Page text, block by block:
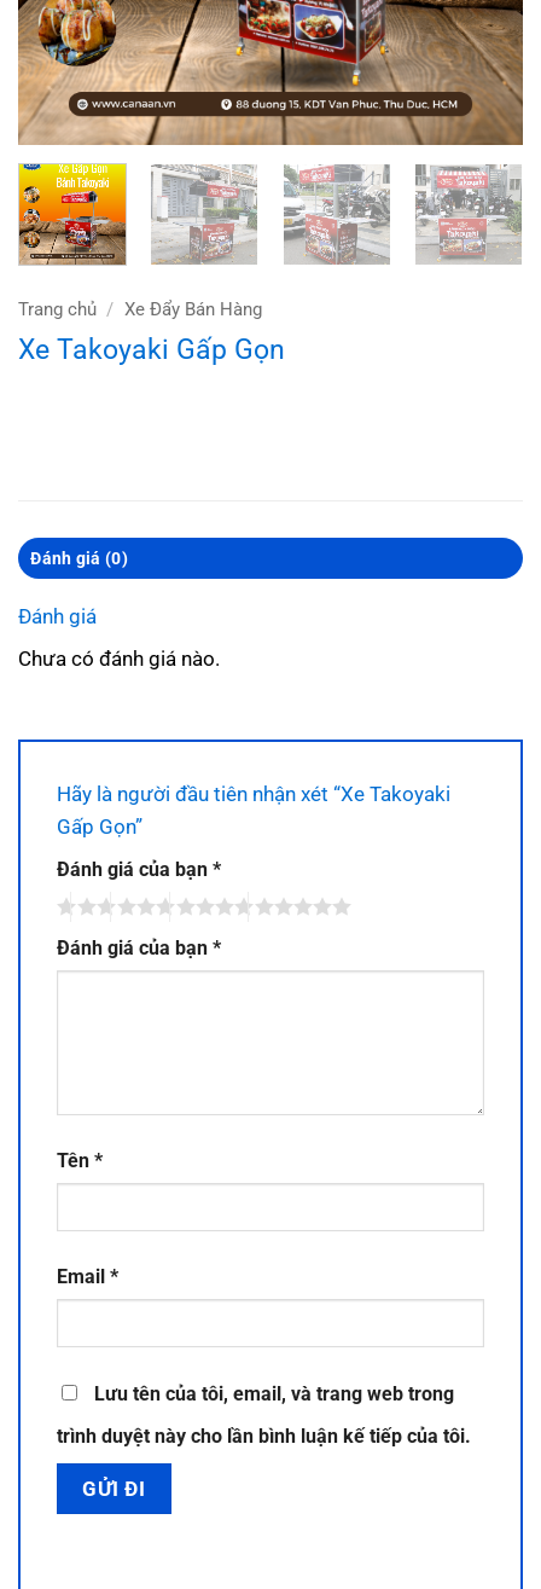
Trang chủ / Xe Đẩy Bán Hàng
Xe Takoyaki Gấp Gọn
Đánh giá (0)
Đánh giá
Chưa có đánh giá nào.
Hãy là người đầu tiên nhận xét “Xe Takoyaki
Gấp Gọn”
Đánh giá của bạn *
Đánh giá của bạn *
Tên *
Email *
Lưu tên của tôi, email, và trang web trong
trình duyệt này cho lần bình luận kế tiếp của tôi.